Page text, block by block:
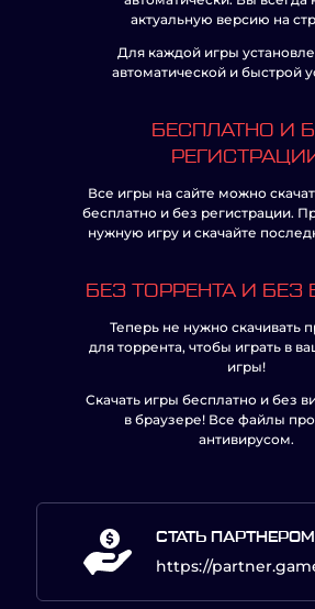
актуальную версию на
Для каждой игры
автоматической и быстрой
БЕСПЛАТНО И
Все игры на сайте можно
бесплатно и без регистрации.
нужную игру и скачайте
БЕЗ ТОРРЕНТА И БЕЗ
Теперь не нужно скачивать
для торрента, чтобы играть в
игры!
Скачать игры бесплатно и без
в браузере! Все файлы
антивирусом.
СТАТЬ
https://